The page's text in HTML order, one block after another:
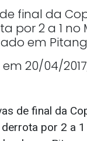
final da
por 2 a 1 no
em
20/04/
de final da
por 2 a